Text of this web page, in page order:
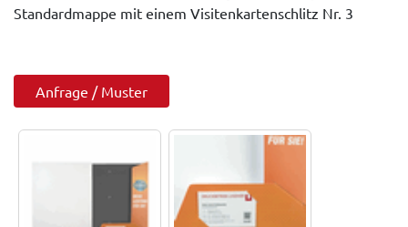
Standardmappe mit einem Visitenkartenschlitz Nr. 3
Anfrage / Muster